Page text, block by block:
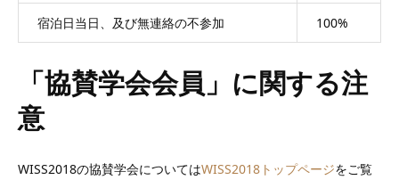
宿泊日当日、及び無連絡の不参加 100%
「協賛学会会員」に関する注
意
WISS2018の協賛学会についてはWISS2018トップページをご覧